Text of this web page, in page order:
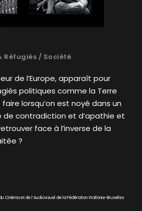
Réfugiés / Société
de l’Europe, apparaît pour
politiques comme la Terre
faire lorsqu’on est noyé dans un
de contradiction et d’apathie et
face à l’inverse de la
?
Cinéma et de l’Audiovisuel de la Fédération Wallonie-Bruxelles